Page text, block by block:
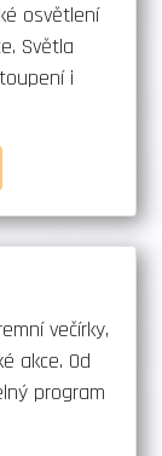
osvětlení
Světla
i
večírky,
akce. Od
program